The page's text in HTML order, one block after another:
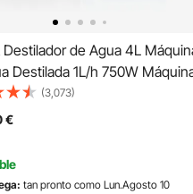
Destilador de Agua 4L
1L/h 750W Máquina
de Agua Interior en
de Grado Alimenticio Alta
para Purificar Agua del Grifo,
(3,073)
€
tan pronto como Lun.Agosto 10